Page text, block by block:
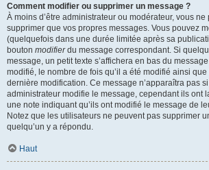
Comment modifier ou supprimer un message ?
À moins d’être administrateur ou modérateur, vous
supprimer que vos propres messages. Vous pouvez
(quelquefois dans une durée limitée après sa
bouton modifierdu message correspondant. Si
message, un petit texte s’affichera en bas du
modifié, le nombre de fois qu’il a été modifié ainsi que
dernière modification. Ce message n’apparaîtra pas
administrateur modifie le message, cependant ils ont
une note indiquant qu’ils ont modifié le message de
Notez que les utilisateurs ne peuvent pas supprimer
quelqu’un y a répondu.
Haut